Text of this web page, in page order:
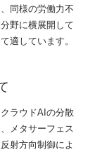
同様の労働力不
野に横展開して
適しています。
ラウドAIの分散
メタサーフェス
射方向制御によ